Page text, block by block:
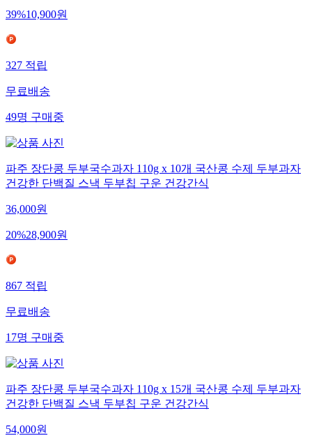
39%10,900원
327적립
무료배송
49명구매중
파주 장단콩 두부국수과자 110g x 10개 국산콩 수제 두부과자
건강한 단백질 스낵 두부칩 구운 건강간식
36,000원
20%28,900원
867적립
무료배송
17명구매중
파주 장단콩 두부국수과자 110g x 15개 국산콩 수제 두부과자
건강한 단백질 스낵 두부칩 구운 건강간식
54,000원